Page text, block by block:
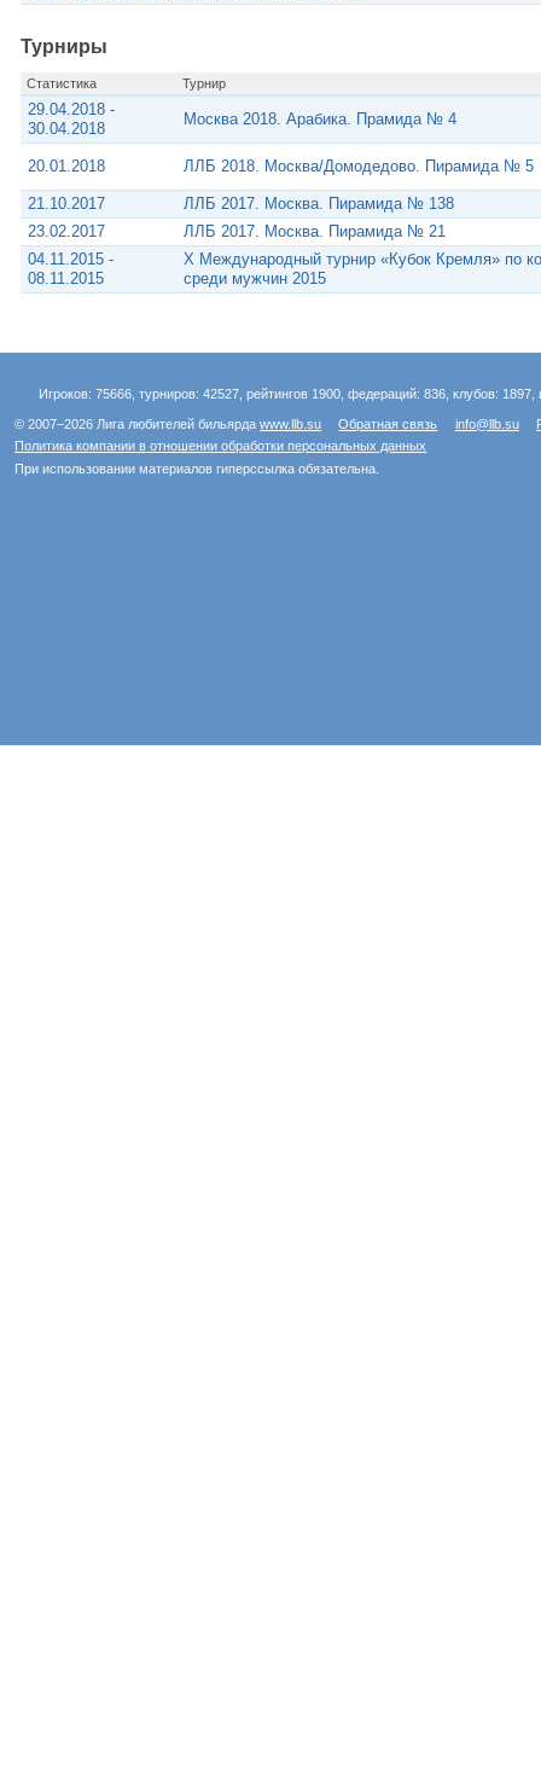
Турниры
Статистика Турнир
29.04.2018 -
30.04.2018
Москва 2018. Арабика. Прамида № 4
20.01.2018 ЛЛБ 2018. Москва/Домодедово. Пирамида № 5
21.10.2017
ЛЛБ 2017. Москва. Пирамида № 138
23.02.2017
ЛЛБ 2017. Москва. Пирамида № 21
04.11.2015 -
08.11.2015
X Международный турнир «Кубок Кремля» по
среди мужчин 2015
Игроков: 75666, турниров: 42527, рейтингов 1900, федераций: 836, клубов:
© 2007–2026 Лига любителей бильярдаwww.llb.su Обратная связь info@llb.su
Политика компании в отношении обработки персональных данных
При использовании материалов гиперссылка обязательна.